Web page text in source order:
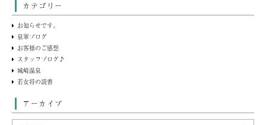
カテゴリー
お知らせです。
泉翠ブログ
お客様のご感想
スタッフブログ♪
城崎温泉
若女将の読書
アーカイブ